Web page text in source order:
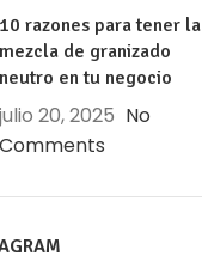
10 razones para tener la
mezcla de granizado
neutro en tu negocio
julio 20, 2025 No
Comments